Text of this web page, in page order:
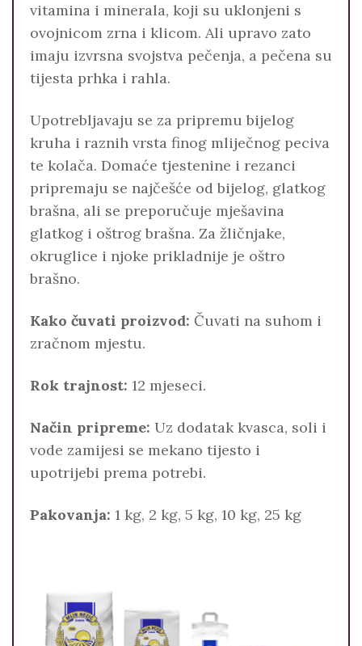
vitamina i minerala, koji su uklonjeni s
ovojnicom zrna i klicom. Ali upravo zato
imaju izvrsna svojstva pečenja, a pečena su
tijesta prhka i rahla.
Upotrebljavaju se za pripremu bijelog
kruha i raznih vrsta finog mliječnog peciva
te kolača. Domaće tjestenine i rezanci
pripremaju se najčešće od bijelog, glatkog
brašna, ali se preporučuje mješavina
glatkog i oštrog brašna. Za žličnjake,
okruglice i njoke prikladnije je oštro
brašno.
Kako čuvati proizvod: Čuvati na suhom i
zračnom mjestu.
Rok trajnost: 12 mjeseci.
Način pripreme: Uz dodatak kvasca, soli i
vode zamijesi se mekano tijesto i
upotrijebi prema potrebi.
Pakovanja: 1 kg, 2 kg, 5 kg, 10 kg, 25 kg